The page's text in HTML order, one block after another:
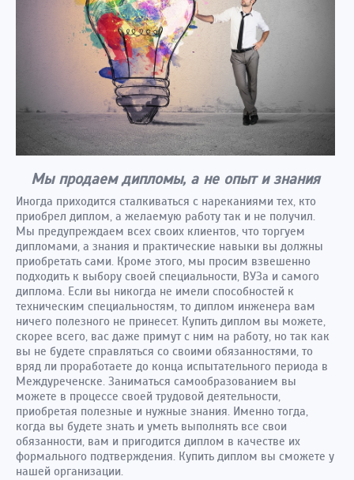
Мы продаем дипломы, а не опыт и знания
Иногда приходится сталкиваться с нареканиями тех, кто
приобрел диплом, а желаемую работу так и не получил.
Мы предупреждаем всех своих клиентов, что торгуем
дипломами, а знания и практические навыки вы должны
приобретать сами. Кроме этого, мы просим взвешенно
подходить к выбору своей специальности, ВУЗа и самого
диплома. Если вы никогда не имели способностей к
техническим специальностям, то диплом инженера вам
ничего полезного не принесет. Купить диплом вы можете,
скорее всего, вас даже примут с ним на работу, но так как
вы не будете справляться со своими обязанностями, то
вряд ли проработаете до конца испытательного периода в
Междуреченске. Заниматься самообразованием вы
можете в процессе своей трудовой деятельности,
приобретая полезные и нужные знания. Именно тогда,
когда вы будете знать и уметь выполнять все свои
обязанности, вам и пригодится диплом в качестве их
формального подтверждения. Купить диплом вы сможете у
нашей организации.